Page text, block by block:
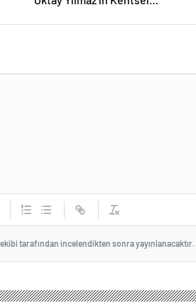
Yetişilemiyor!
ekibi tarafından incelendikten sonra yayınlanacaktır.